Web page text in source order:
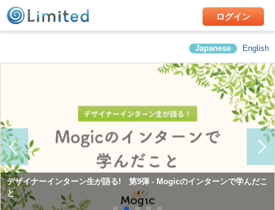
ログイン
Japanese English
Mogicで学んだこと第12弾 広報チームインターン
Mogicで学んだこと第10弾 Consol（コンサルティング&ソリューショ
ン）チームインターン
デザイナーインターン生が語る! 第9弾 - Mogicのインターンで学んだこ
と